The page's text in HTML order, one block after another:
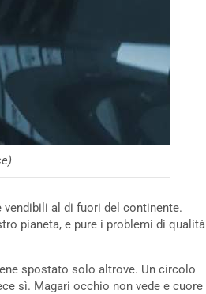
al di fuori del continente.
pianeta, e pure i problemi di qualità
spostato solo altrove. Un circolo
sì. Magari occhio non vede e cuore